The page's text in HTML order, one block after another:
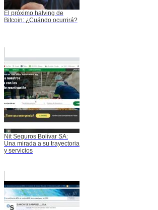
El próximo halving de
Bitcoin: ¿Cuándo ocurrirá?
Nit Seguros Bolívar SA:
Una mirada a su trayectoria
y servicios